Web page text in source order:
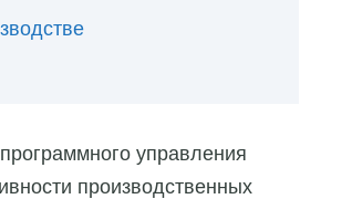
управления
производственных